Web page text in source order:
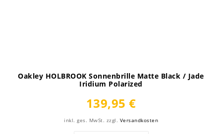
Oakley HOLBROOK Sonnenbrille Matte Black / Jade
Iridium Polarized
139,95 €
inkl. ges. MwSt. zzgl. Versandkosten